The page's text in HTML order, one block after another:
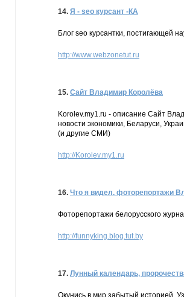
14. Я - seo курсант -КА
Блог seo курсантки, постигающей
http://www.webzonetut.ru
15. Сайт Владимир Королёва
Korolev.my1.ru - описание Сайт
новости экономики, Беларуси,
(и другие СМИ)
http://Korolev.my1.ru
16. Что я видел. фоторепортажи
Фоторепортажи белорусского
http://funnyking.blog.tut.by
17. Лунный календарь,
Окунись в мир забытый историей.